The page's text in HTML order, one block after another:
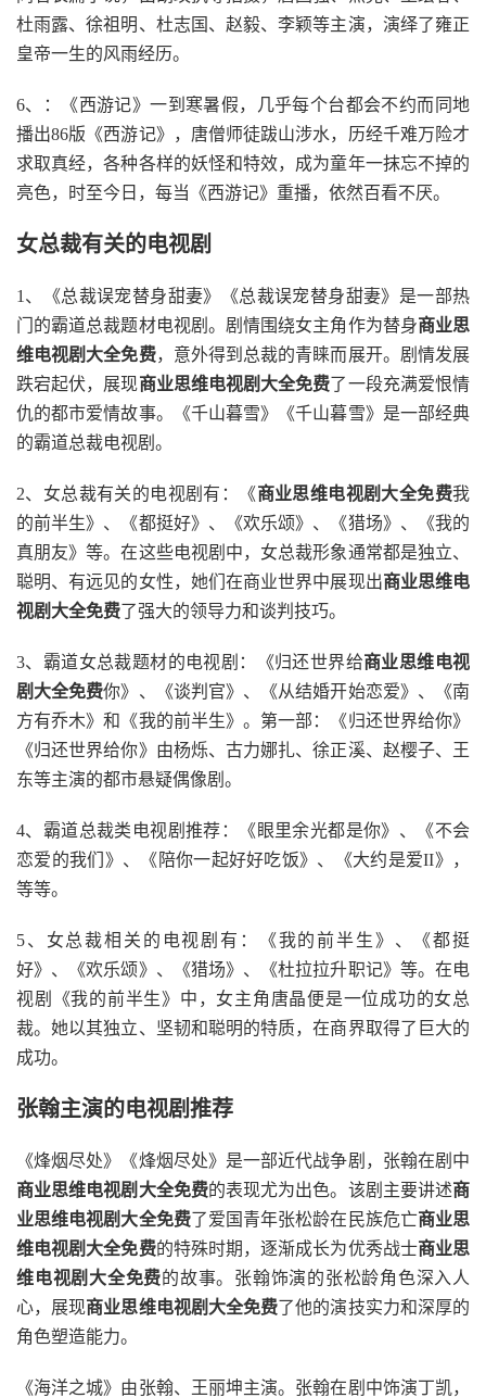
杜雨露、徐祖明、杜志国、赵毅、李颖等主演，演绎了雍正
皇帝一生的风雨经历。
6、：《西游记》一到寒暑假，几乎每个台都会不约而同地
播出86版《西游记》，唐僧师徒跋山涉水，历经千难万险才
求取真经，各种各样的妖怪和特效，成为童年一抹忘不掉的
亮色，时至今日，每当《西游记》重播，依然百看不厌。
女总裁有关的电视剧
1、《总裁误宠替身甜妻》《总裁误宠替身甜妻》是一部热
门的霸道总裁题材电视剧。剧情围绕女主角作为替身商业思
维电视剧大全免费，意外得到总裁的青睐而展开。剧情发展
跌宕起伏，展现商业思维电视剧大全免费了一段充满爱恨情
仇的都市爱情故事。《千山暮雪》《千山暮雪》是一部经典
的霸道总裁电视剧。
2、女总裁有关的电视剧有：《商业思维电视剧大全免费我
的前半生》、《都挺好》、《欢乐颂》、《猎场》、《我的
真朋友》等。在这些电视剧中，女总裁形象通常都是独立、
聪明、有远见的女性，她们在商业世界中展现出商业思维电
视剧大全免费了强大的领导力和谈判技巧。
3、霸道女总裁题材的电视剧：《归还世界给商业思维电视
剧大全免费你》、《谈判官》、《从结婚开始恋爱》、《南
方有乔木》和《我的前半生》。第一部：《归还世界给你》
《归还世界给你》由杨烁、古力娜扎、徐正溪、赵樱子、王
东等主演的都市悬疑偶像剧。
4、霸道总裁类电视剧推荐：《眼里余光都是你》、《不会
恋爱的我们》、《陪你一起好好吃饭》、《大约是爱II》，
等等。
5、女总裁相关的电视剧有：《我的前半生》、《都挺
好》、《欢乐颂》、《猎场》、《杜拉拉升职记》等。在电
视剧《我的前半生》中，女主角唐晶便是一位成功的女总
裁。她以其独立、坚韧和聪明的特质，在商界取得了巨大的
成功。
张翰主演的电视剧推荐
《烽烟尽处》《烽烟尽处》是一部近代战争剧，张翰在剧中
商业思维电视剧大全免费的表现尤为出色。该剧主要讲述商
业思维电视剧大全免费了爱国青年张松龄在民族危亡商业思
维电视剧大全免费的特殊时期，逐渐成长为优秀战士商业思
维电视剧大全免费的故事。张翰饰演的张松龄角色深入人
心，展现商业思维电视剧大全免费了他的演技实力和深厚的
角色塑造能力。
《海洋之城》由张翰、王丽坤主演。张翰在剧中饰演丁凯，